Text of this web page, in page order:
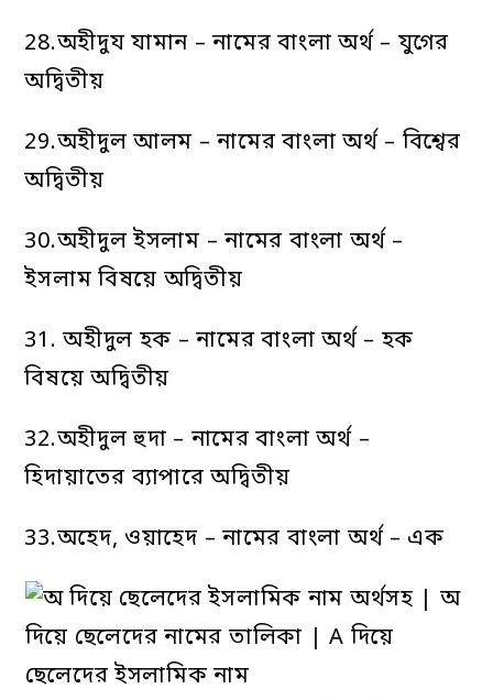
28.অহীদুয যামান – নামের বাংলা অর্থ – যুগের
অদ্বিতীয়
29.অহীদুল আলম – নামের বাংলা অর্থ – বিশ্বের
অদ্বিতীয়
30.অহীদুল ইসলাম – নামের বাংলা অর্থ –
ইসলাম বিষয়ে অদ্বিতীয়
31. অহীদুল হক – নামের বাংলা অর্থ – হক
বিষয়ে অদ্বিতীয়
32.অহীদুল হুদা – নামের বাংলা অর্থ –
হিদায়াতের ব্যাপারে অদ্বিতীয়
33.অহেদ, ওয়াহেদ – নামের বাংলা অর্থ – এক